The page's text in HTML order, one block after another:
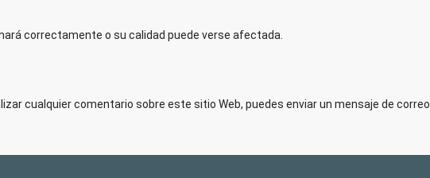
correctamente o su calidad puede verse afectada.
cualquier comentario sobre este sitio Web, puedes enviar un mensaje de correo